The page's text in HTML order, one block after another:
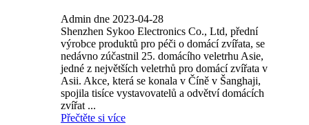
Admin dne 2023-04-28
Shenzhen Sykoo Electronics Co., Ltd, přední
výrobce produktů pro péči o domácí zvířata, se
nedávno zúčastnil 25. domácího veletrhu Asie,
jedné z největších veletrhů pro domácí zvířata v
Asii. Akce, která se konala v Číně v Šanghaji,
spojila tisíce vystavovatelů a odvětví domácích
zvířat ...
Přečtěte si více